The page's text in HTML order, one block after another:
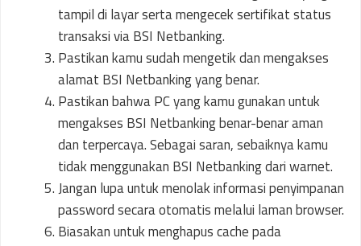
tampil di layar serta mengecek sertifikat status
transaksi via BSI Netbanking.
Pastikan kamu sudah mengetik dan mengakses
alamat BSI Netbanking yang benar.
Pastikan bahwa PC yang kamu gunakan untuk
mengakses BSI Netbanking benar-benar aman
dan terpercaya. Sebagai saran, sebaiknya kamu
tidak menggunakan BSI Netbanking dari warnet.
Jangan lupa untuk menolak informasi penyimpanan
password secara otomatis melalui laman browser.
Biasakan untuk menghapus cache pada